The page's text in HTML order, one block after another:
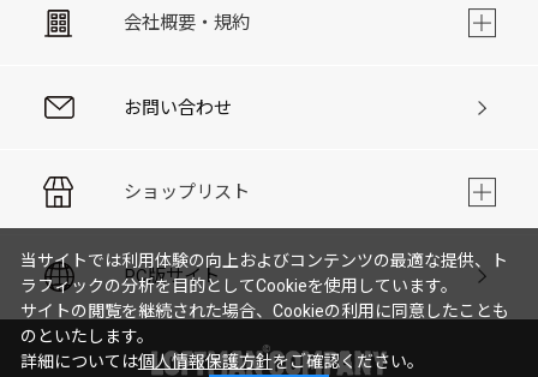
会社概要・規約
お問い合わせ
ショップリスト
PC版サイト
当サイトでは利用体験の向上およびコンテンツの最適な提供、ト
ラフィックの分析を目的としてCookieを使用しています。
サイトの閲覧を継続された場合、Cookieの利用に同意したことも
のといたします。
詳細については個人情報保護方針をご確認ください。